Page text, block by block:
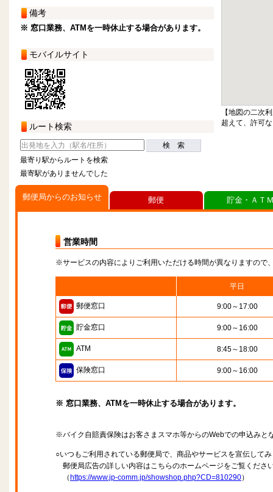
備考
※ 窓口業務、ATMを一時休止する場合があります。
モバイルサイト
ルート検索
検 索
最寄り駅からルートを検索
最寄駅がありませんでした
【地図の二次
超えて、許可
郵便局からのお知らせ
営業時間
※サービスの内容によりご利用いただける時間が異なりますので
平日
郵便窓口 9:00～17:00
貯金窓口 9:00～16:00
ATM 8:45～18:00
保険窓口 9:00～16:00
※ 窓口業務、ATMを一時休止する場合があります。
※バイク自賠責保険はお客さまスマホ等からのWebでの申込みと
○いつもご利用されている郵便局で、商品やサービスを宣伝して
郵便局広告の詳しい内容はこちらのホームページをご覧くださ
（ https://www.jp-comm.jp/showshop.php?CD=810290）
郵便 貯金・ＡＴ